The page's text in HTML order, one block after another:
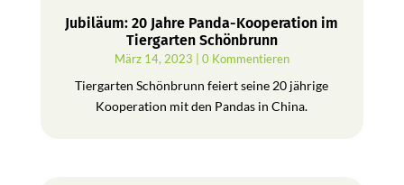
Jubiläum: 20 Jahre Panda-Kooperation im
Tiergarten Schönbrunn
März 14, 2023 | 0 Kommentieren
Tiergarten Schönbrunn feiert seine 20 jährige
Kooperation mit den Pandas in China.